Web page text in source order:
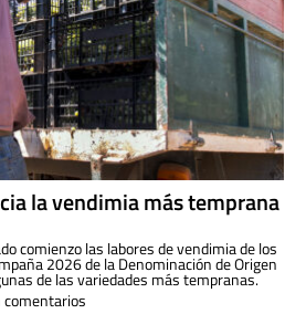
la vendimia más temprana
comienzo las labores de vendimia de los
2026 de la Denominación de Origen
de las variedades más tempranas.
comentarios